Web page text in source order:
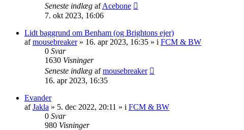
Seneste indlæg afAcebone
7. okt 2023, 16:06
Lidt baggrund om Benham (og Brightons ejer)
afmousebreaker» 16. apr 2023, 16:35 » i FCM & BW
0 Svar
1630 Visninger
Seneste indlæg afmousebreaker
16. apr 2023, 16:35
Evander
afJakla » 5. dec 2022, 20:11 » i FCM & BW
0 Svar
980 Visninger